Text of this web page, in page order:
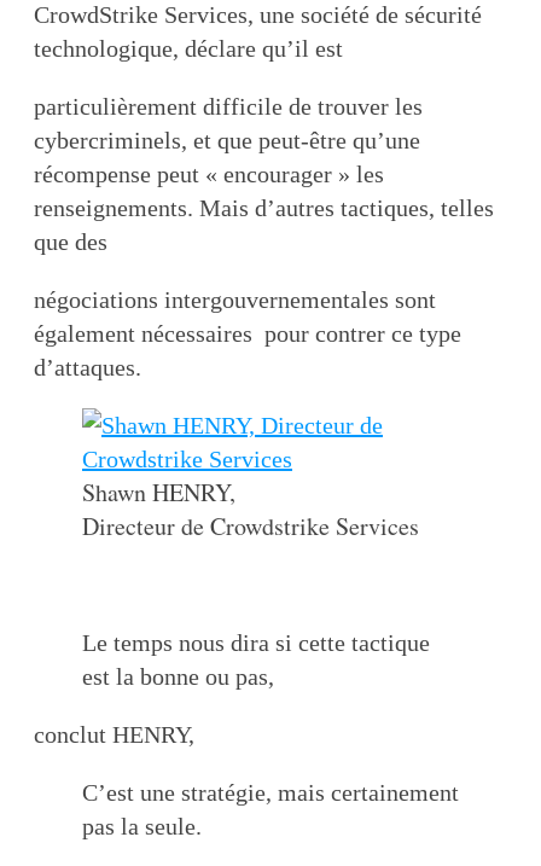
CrowdStrike Services, une société de sécurité
technologique, déclare qu’il est
particulièrement difficile de trouver les
cybercriminels, et que peut-être qu’une
récompense peut « encourager » les
renseignements. Mais d’autres tactiques, telles
que des
négociations intergouvernementales sont
également nécessaires pour contrer ce type
d’attaques.
Shawn HENRY,
Directeur de Crowdstrike Services
Le temps nous dira si cette tactique
est la bonne ou pas,
conclut HENRY,
C’est une stratégie, mais certainement
pas la seule.